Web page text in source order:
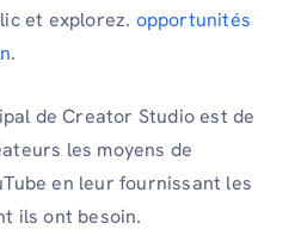
et explorez. opportunités
.
de Creator Studio est de
les moyens de
en leur fournissant les
ils ont besoin.